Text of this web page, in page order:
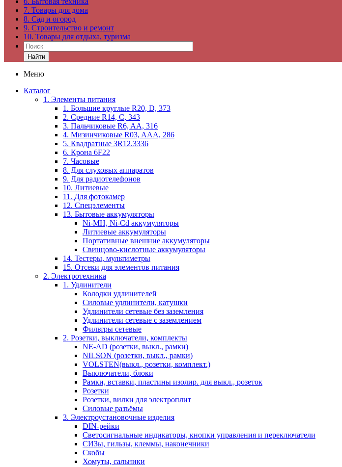
7. Товары для дома
8. Сад и огород
9. Строительство и ремонт
10. Товары для отдыха, туризма
Найти
Меню
Каталог
1. Элементы питания
1. Большие круглые R20, D, 373
2. Средние R14, C, 343
3. Пальчиковые R6, AA, 316
4. Мизинчиковые R03, AAA, 286
5. Квадратные 3R12.3336
6. Крона 6F22
7. Часовые
8. Для слуховых аппаратов
9. Для радиотелефонов
10. Литиевые
11. Для фотокамер
12. Спецэлементы
13. Бытовые аккумуляторы
Ni-MH, Ni-Cd аккумуляторы
Литиевые аккумуляторы
Портативные внешние аккумуляторы
Свинцово-кислотные аккумуляторы
14. Тестеры, мультиметры
15. Отсеки для элементов питания
2. Электротехника
1. Удлинители
Колодки удлинителей
Силовые удлинители, катушки
Удлинители сетевые без заземления
Удлинители сетевые с заземлением
Фильтры сетевые
2. Розетки, выключатели, комплекты
NE-AD (розетки, выкл., рамки)
NILSON (розетки, выкл., рамки)
VOLSTEN(выкл., розетки, комплект.)
Выключатели, блоки
Рамки, вставки, пластины изолир. для выкл., розеток
Розетки
Розетки, вилки для электроплит
Силовые разъёмы
3. Электроустановочные изделия
DIN-рейки
Светосигнальные индикаторы, кнопки управления и переключатели
СИЗы, гильзы, клеммы, наконечники
Скобы
Хомуты, сальники